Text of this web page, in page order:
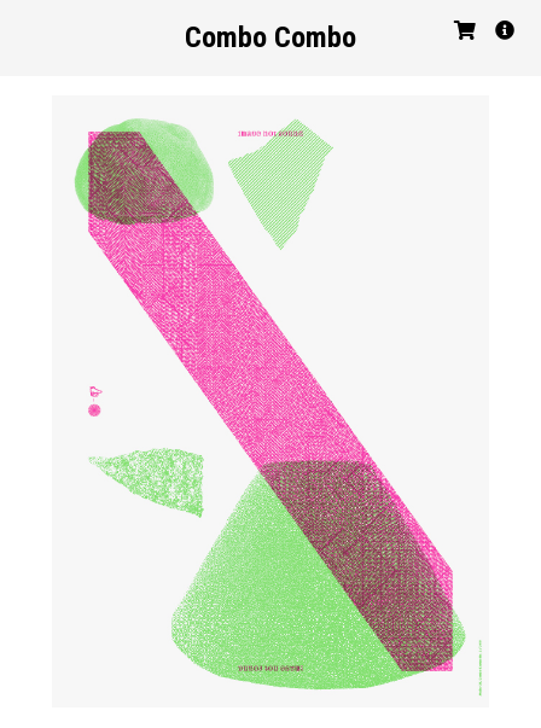
Combo Combo